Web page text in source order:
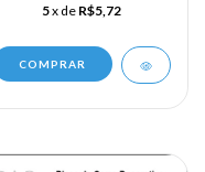
5x de R$5,72
COMPRAR